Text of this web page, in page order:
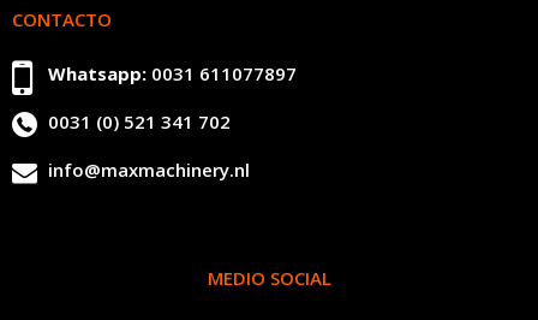
CONTACTO
Whatsapp: 0031 611077897
0031 (0) 521 341 702
info@maxmachinery.nl
MEDIO SOCIAL